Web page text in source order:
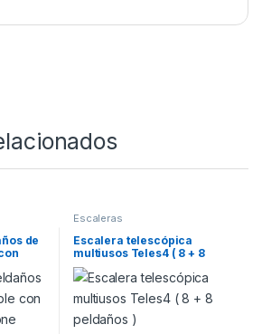
de
Escaleras
Escalera telescópica
multiusos Teles4 ( 8 + 8
peldaños )